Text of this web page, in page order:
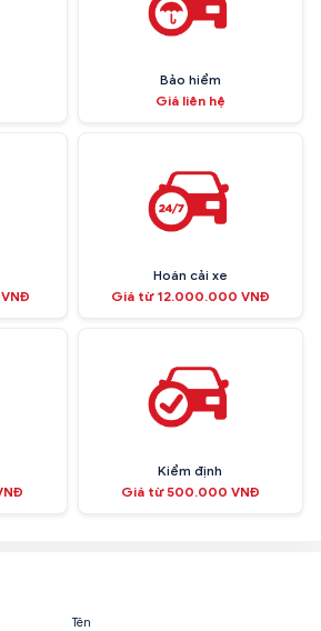
Bảo hiểm
Giá liên hệ
Hoán cải xe
Giá từ 12.000.000 VNĐ
Kiểm định
Giá từ 500.000 VNĐ
Tên